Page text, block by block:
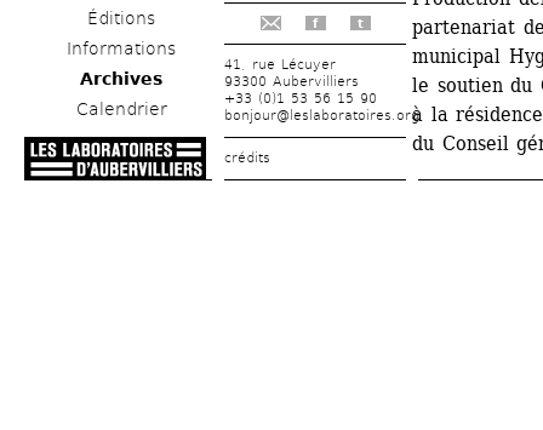
Éditions
Informations
Archives
Calendrier
f t
41, rue Lécuyer
93300 Aubervilliers
+33 (0)1 53 56 15 90
bonjour@leslaboratoires.org
crédits
partenariat
municipal
le soutien du
à la
du Conseil